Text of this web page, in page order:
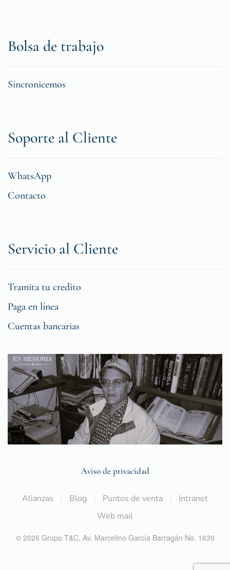
Bolsa de trabajo
Sincronicemos
Soporte al Cliente
WhatsApp
Contacto
Servicio al Cliente
Tramita tu credito
Paga en línea
Cuentas bancarias
Aviso de privacidad
Alianzas Blog Puntos de venta
Intranet
Web mail
© 2026 Grupo T&C, Av. Marcelino García Barragán No. 1639